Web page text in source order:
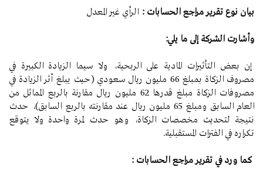
بيان نوع تقرير مراجع الحسابات : الرأي غير المعدل
وأشارت الشركة إلى ما يلي:
إن بعض التأثيرات المادية على الربحية، ولا سيما الزيادة الكبيرة في
مصروف الزكاة بمبلغ 66 مليون ريال سعودي (حيث يبلغ أثر الزيادة في
مصروفات الزكاة مبلغ قدرها 62 مليون ريال مقارنة بالربع المماثل من
العام السابق ومبلغ 65 مليون ريال عند مقارنته بالربع السابق)، حدث
نتيجة لتحديث مخصصات الزكاة، وهو حدث لمرة واحدة ولا يتوقع
تكراره في الفترات المستقبلية.
كما ورد في تقرير مراجع الحسابات :